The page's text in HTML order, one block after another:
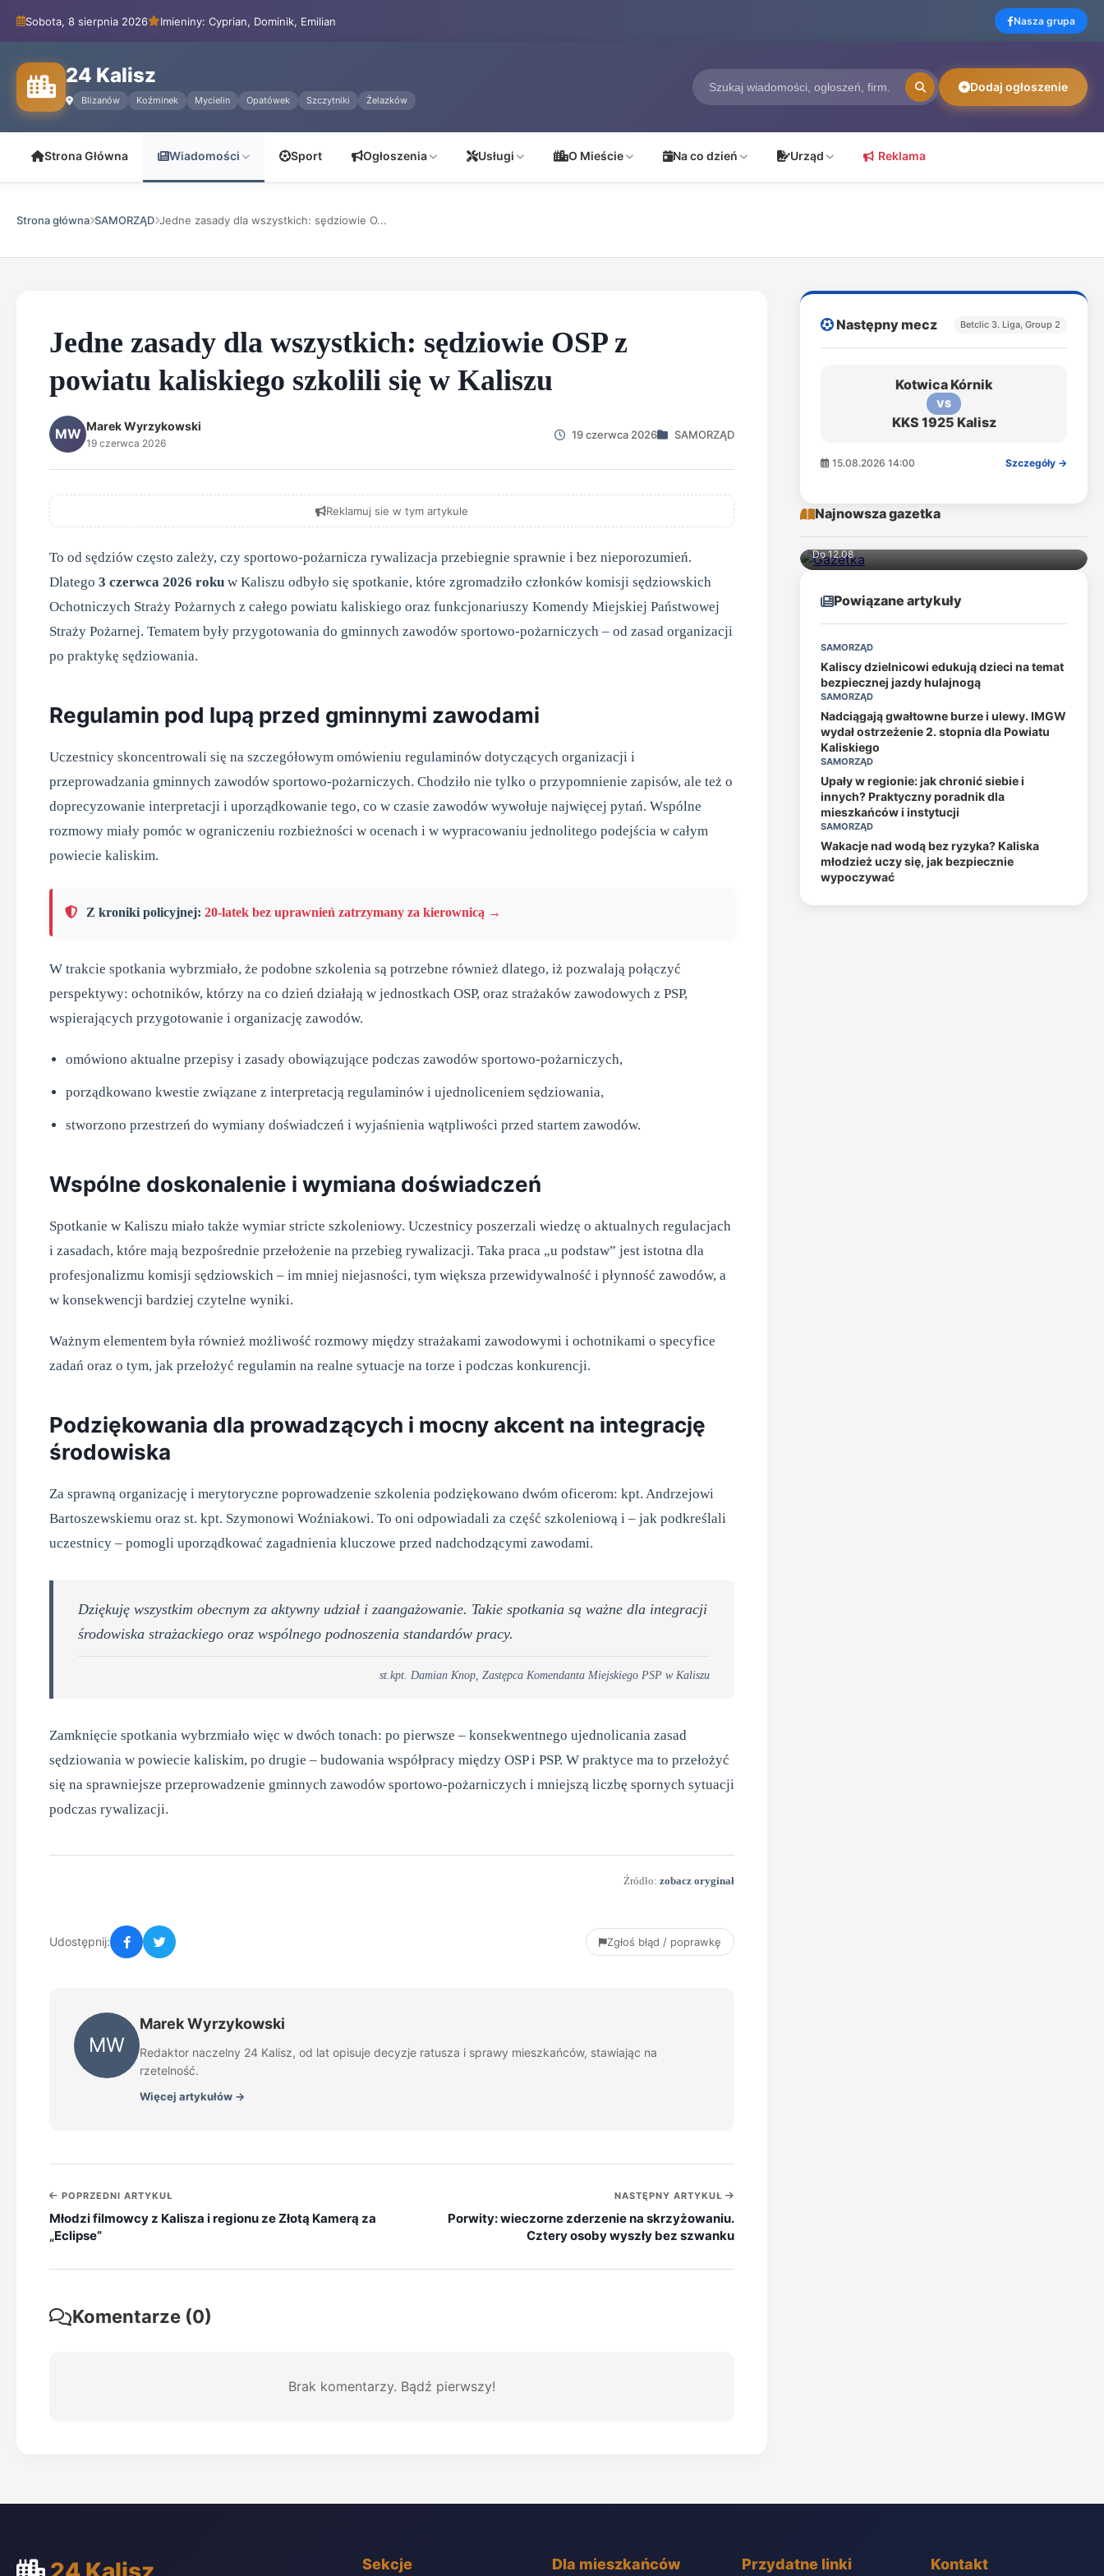
Sobota, 8 sierpnia 2026 Imieniny: Cyprian, Dominik, Emilian Nasza grupa
24 Kalisz
Blizanów Koźminek Mycielin Opatówek Szczytniki Żelazków
Dodaj ogłoszenie
Strona Główna Wiadomości Sport Ogłoszenia Usługi O Mieście Na co dzień Urząd Reklama
Strona główna SAMORZĄD Jedne zasady dla wszystkich: sędziowie O...
Jedne zasady dla wszystkich: sędziowie OSP z
powiatu kaliskiego szkolili się w Kaliszu
MW Marek Wyrzykowski
19 czerwca 2026
19 czerwca 2026 SAMORZĄD
Reklamuj sie w tym artykule
To od sędziów często zależy, czy sportowo-pożarnicza rywalizacja przebiegnie sprawnie i bez nieporozumień.
Dlatego 3 czerwca 2026 roku w Kaliszu odbyło się spotkanie, które zgromadziło członków komisji sędziowskich
Ochotniczych Straży Pożarnych z całego powiatu kaliskiego oraz funkcjonariuszy Komendy Miejskiej Państwowej
Straży Pożarnej. Tematem były przygotowania do gminnych zawodów sportowo-pożarniczych – od zasad organizacji
po praktykę sędziowania.
Regulamin pod lupą przed gminnymi zawodami
Uczestnicy skoncentrowali się na szczegółowym omówieniu regulaminów dotyczących organizacji i
przeprowadzania gminnych zawodów sportowo-pożarniczych. Chodziło nie tylko o przypomnienie zapisów, ale też o
doprecyzowanie interpretacji i uporządkowanie tego, co w czasie zawodów wywołuje najwięcej pytań. Wspólne
rozmowy miały pomóc w ograniczeniu rozbieżności w ocenach i w wypracowaniu jednolitego podejścia w całym
powiecie kaliskim.
Z kroniki policyjnej: 20-latek bez uprawnień zatrzymany za kierownicą →
W trakcie spotkania wybrzmiało, że podobne szkolenia są potrzebne również dlatego, iż pozwalają połączyć
perspektywy: ochotników, którzy na co dzień działają w jednostkach OSP, oraz strażaków zawodowych z PSP,
wspierających przygotowanie i organizację zawodów.
omówiono aktualne przepisy i zasady obowiązujące podczas zawodów sportowo-pożarniczych,
porządkowano kwestie związane z interpretacją regulaminów i ujednoliceniem sędziowania,
stworzono przestrzeń do wymiany doświadczeń i wyjaśnienia wątpliwości przed startem zawodów.
Wspólne doskonalenie i wymiana doświadczeń
Spotkanie w Kaliszu miało także wymiar stricte szkoleniowy. Uczestnicy poszerzali wiedzę o aktualnych regulacjach
i zasadach, które mają bezpośrednie przełożenie na przebieg rywalizacji. Taka praca „u podstaw” jest istotna dla
profesjonalizmu komisji sędziowskich – im mniej niejasności, tym większa przewidywalność i płynność zawodów, a
w konsekwencji bardziej czytelne wyniki.
Ważnym elementem była również możliwość rozmowy między strażakami zawodowymi i ochotnikami o specyfice
zadań oraz o tym, jak przełożyć regulamin na realne sytuacje na torze i podczas konkurencji.
Podziękowania dla prowadzących i mocny akcent na integrację
środowiska
Za sprawną organizację i merytoryczne poprowadzenie szkolenia podziękowano dwóm oficerom: kpt. Andrzejowi
Bartoszewskiemu oraz st. kpt. Szymonowi Woźniakowi. To oni odpowiadali za część szkoleniową i – jak podkreślali
uczestnicy – pomogli uporządkować zagadnienia kluczowe przed nadchodzącymi zawodami.
Dziękuję wszystkim obecnym za aktywny udział i zaangażowanie. Takie spotkania są ważne dla integracji
środowiska strażackiego oraz wspólnego podnoszenia standardów pracy.
st.kpt. Damian Knop, Zastępca Komendanta Miejskiego PSP w Kaliszu
Zamknięcie spotkania wybrzmiało więc w dwóch tonach: po pierwsze – konsekwentnego ujednolicania zasad
sędziowania w powiecie kaliskim, po drugie – budowania współpracy między OSP i PSP. W praktyce ma to przełożyć
się na sprawniejsze przeprowadzenie gminnych zawodów sportowo-pożarniczych i mniejszą liczbę spornych sytuacji
podczas rywalizacji.
Źródło: zobacz oryginał
Udostępnij: Zgłoś błąd / poprawkę
MW
Marek Wyrzykowski
Redaktor naczelny 24 Kalisz, od lat opisuje decyzje ratusza i sprawy mieszkańców, stawiając na
rzetelność.
Więcej artykułów →
POPRZEDNI ARTYKUŁ
Młodzi filmowcy z Kalisza i regionu ze Złotą Kamerą za
„Eclipse”
NASTĘPNY ARTYKUŁ
Porwity: wieczorne zderzenie na skrzyżowaniu.
Cztery osoby wyszły bez szwanku
Komentarze (0)
Brak komentarzy. Bądź pierwszy!
Następny mecz Betclic 3. Liga, Group 2
Kotwica Kórnik
VS
KKS 1925 Kalisz
15.08.2026 14:00 Szczegóły →
Najnowsza gazetka
Do 12.08
Powiązane artykuły
SAMORZĄD
Kaliscy dzielnicowi edukują dzieci na temat
bezpiecznej jazdy hulajnogą
SAMORZĄD
Nadciągają gwałtowne burze i ulewy. IMGW
wydał ostrzeżenie 2. stopnia dla Powiatu
Kaliskiego
SAMORZĄD
Upały w regionie: jak chronić siebie i
innych? Praktyczny poradnik dla
mieszkańców i instytucji
SAMORZĄD
Wakacje nad wodą bez ryzyka? Kaliska
młodzież uczy się, jak bezpiecznie
wypoczywać
Sekcje Dla mieszkańców Przydatne linki Kontakt